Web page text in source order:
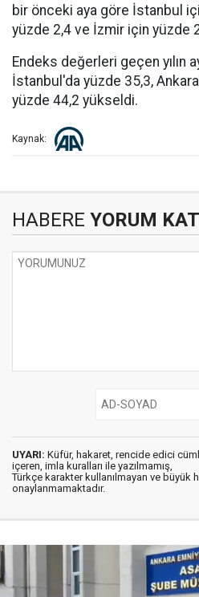
bir önceki aya göre İstanbul
yüzde 2,4 ve İzmir için yüzde
Endeks değerleri geçen yılın
İstanbul'da yüzde 35,3,
yüzde 44,2 yükseldi.
Kaynak:
HABERE YORUM KAT
UYARI: Küfür, hakaret, rencide edici
içeren, imla kuralları ile yazılmamış,
Türkçe karakter kullanılmayan ve büyük
onaylanmamaktadır.